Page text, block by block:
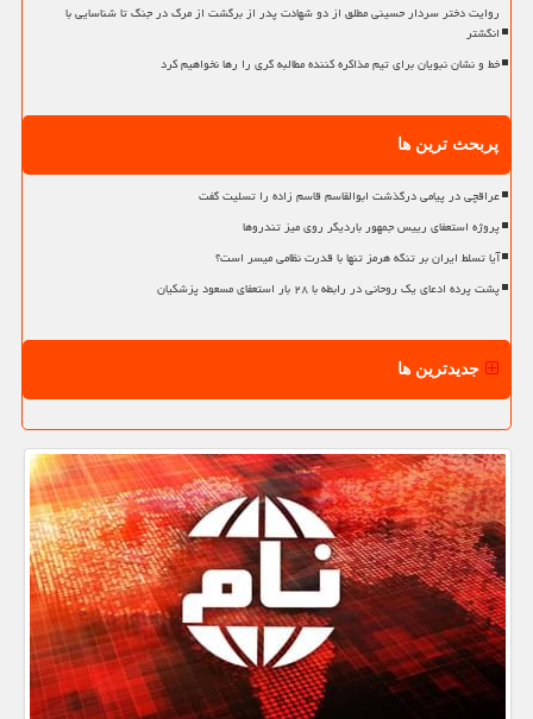
روایت دختر سردار حسینی مطلق از دو شهادت پدر از برگشت از مرگ در جنگ تا شناسایی با
انگشتر
خط و نشان نبویان برای تیم مذاکره کننده مطالبه گری را رها نخواهیم کرد
پربحث ترین ها
عراقچی در پیامی درگذشت ابوالقاسم قاسم زاده را تسلیت گفت
پروژه استعفای رییس جمهور باردیگر روی میز تندروها
آیا تسلط ایران بر تنگه هرمز تنها با قدرت نظامی میسر است؟
پشت پرده ادعای یک روحانی در رابطه با ۲۸ بار استعفای مسعود پزشکیان
جدیدترین ها